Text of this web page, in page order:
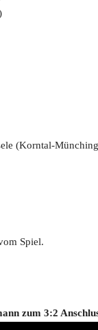
(Korntal-
Spiel.
zum 3:2